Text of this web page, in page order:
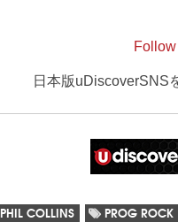
日本版uDiscoverSNS
PHIL COLLINS PROG ROCK